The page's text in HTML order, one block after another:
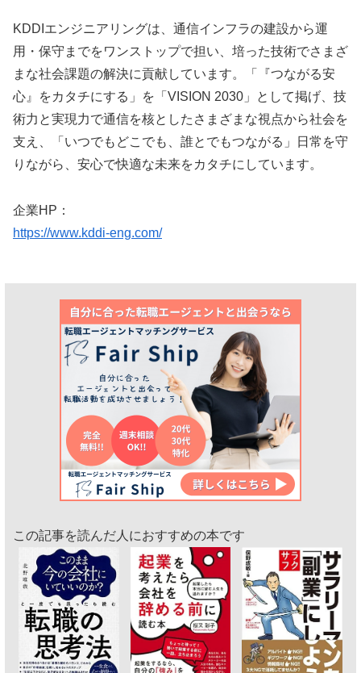
KDDIエンジニアリングは、通信インフラの建設から運
用・保守までをワンストップで担い、培った技術でさまざ
まな社会課題の解決に貢献しています。「『つながる安
心』をカタチにする」を「VISION 2030」として掲げ、技
術力と実現力で通信を核としたさまざまな視点から社会を
支え、「いつでもどこでも、誰とでもつながる」日常を守
りながら、安心で快適な未来をカタチにしています。
企業HP：
https://www.kddi-eng.com/
この記事を読んだ人におすすめの本です